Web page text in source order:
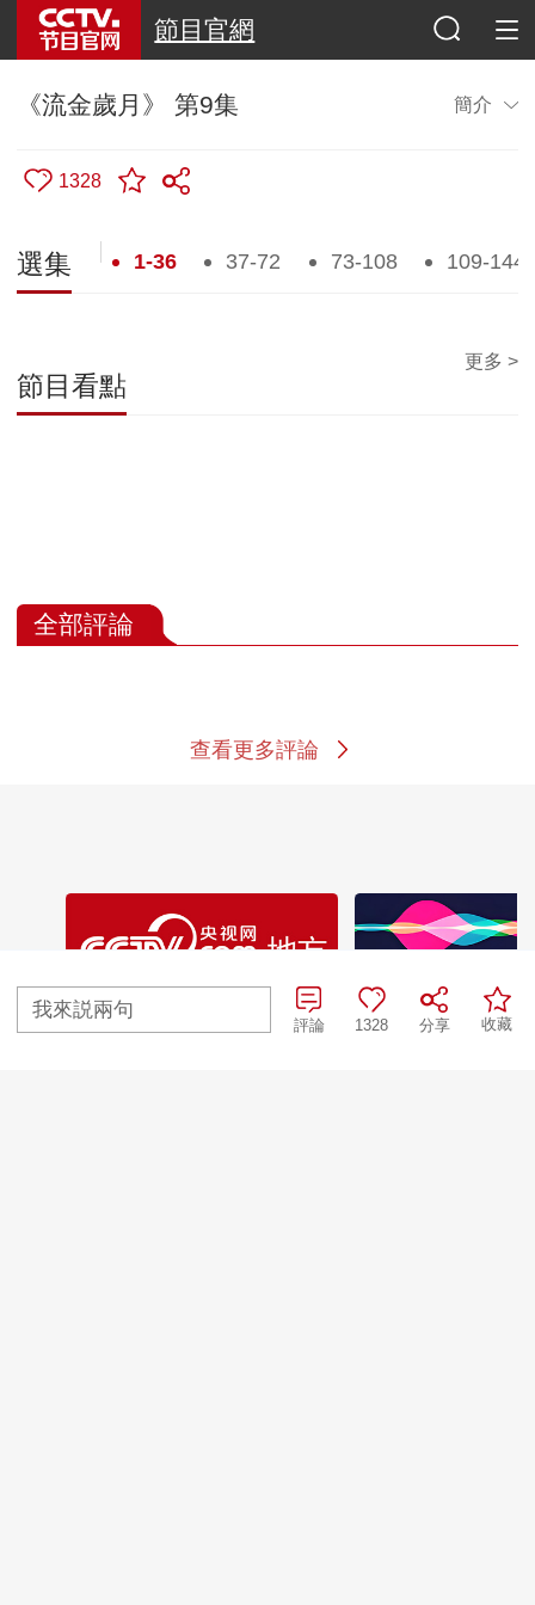
節目官網
《流金歲月》 第9集 簡介
1328
選集 1-36 37-72 73-108 109-144
節目看點
更多 >
全部評論
查看更多評論
我來説兩句
收藏
分享
1328
評論